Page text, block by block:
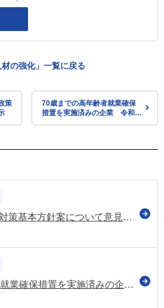
策
材の強化」一覧に戻る
70歳までの高年齢者就業確保
措置を実施済みの企業 令和7
高年齢者等職業安定対策基本方針案について意見募集（パブコメ）
70歳までの高年齢者就業確保措置を実施済みの企業 令和7年は34.8％ 前年から2.9ポイント増加（高年齢者雇用状況等報告）